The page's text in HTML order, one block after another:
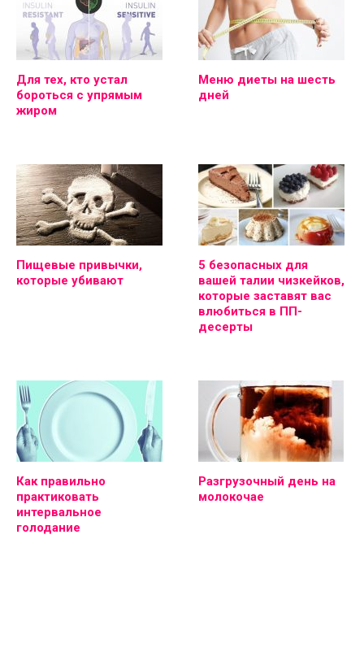
Для тех, кто устал
бороться с упрямым
жиром
Меню диеты на шесть
дней
Пищевые привычки,
которые убивают
5 безопасных для
вашей талии чизкейков,
которые заставят вас
влюбиться в ПП-
десерты
Как правильно
практиковать
интервальное
голодание
Разгрузочный день на
молокочае